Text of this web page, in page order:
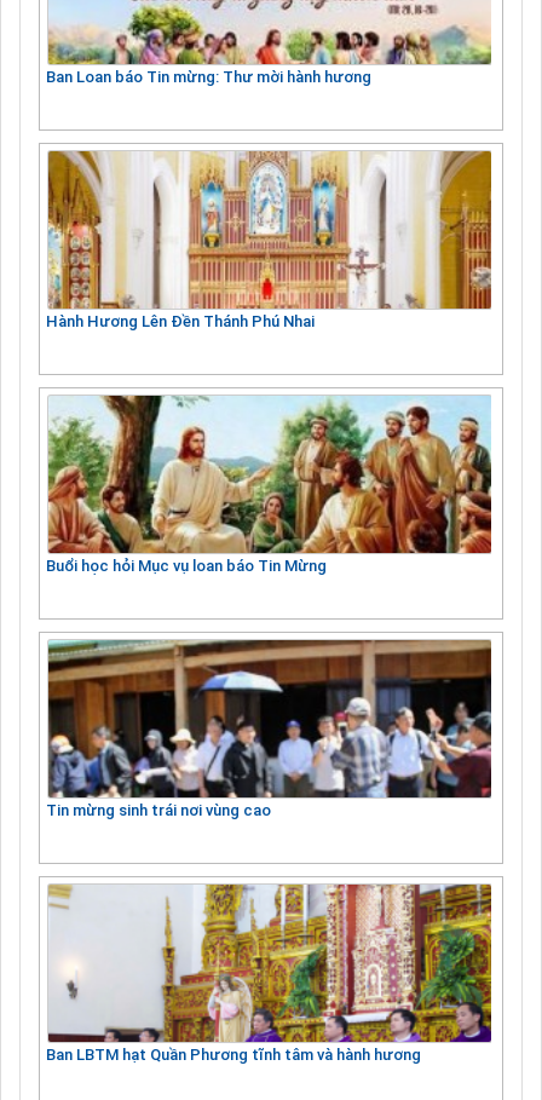
Ban Loan báo Tin mừng: Thư mời hành hương
Hành Hương Lên Đền Thánh Phú Nhai
Buổi học hỏi Mục vụ loan báo Tin Mừng
Tin mừng sinh trái nơi vùng cao
Ban LBTM hạt Quần Phương tĩnh tâm và hành hương